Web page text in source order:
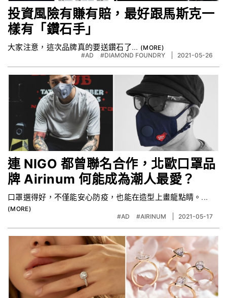
投資風險有賺有賠，最好跟馬斯克一
樣有「鑽石手」
大家注意，這次品牌真的要送鑽石了...
#AD #DIAMOND FOUNDRY 2021-05-26
連 NIGO 都曾聯名合作，北歐口罩品
牌 Airinum 何能成為潮人最愛？
口罩選得好，不僅能安心防疫，也能在造型上畫龍點睛。...
#AD #AIRINUM 2021-05-17